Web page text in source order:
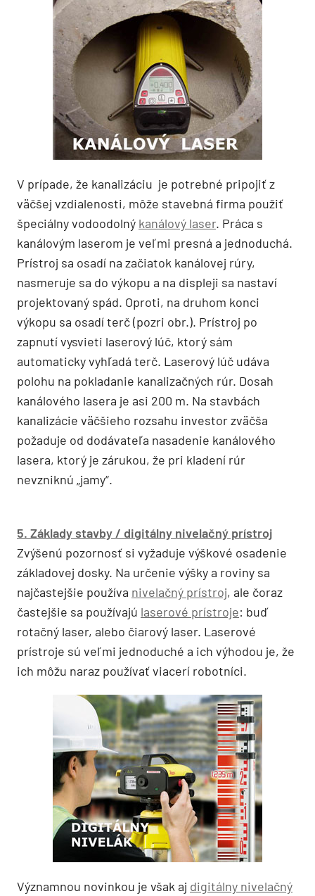
V prípade, že kanalizáciu je potrebné pripojiť z
väčšej vzdialenosti, môže stavebná firma použiť
špeciálny vodoodolný kanálový laser. Práca s
kanálovým laserom je veľmi presná a jednoduchá.
Prístroj sa osadí na začiatok kanálovej rúry,
nasmeruje sa do výkopu a na displeji sa nastaví
projektovaný spád. Oproti, na druhom konci
výkopu sa osadí terč (pozri obr.). Prístroj po
zapnutí vysvieti laserový lúč, ktorý sám
automaticky vyhľadá terč. Laserový lúč udáva
polohu na pokladanie kanalizačných rúr. Dosah
kanálového lasera je asi 200 m. Na stavbách
kanalizácie väčšieho rozsahu investor zväčša
požaduje od dodávateľa nasadenie kanálového
lasera, ktorý je zárukou, že pri kladení rúr
nevzniknú „jamy“.
5. Základy stavby / digitálny nivelačný prístroj
Zvýšenú pozornosť si vyžaduje výškové osadenie
základovej dosky. Na určenie výšky a roviny sa
najčastejšie používa nivelačný prístroj, ale čoraz
častejšie sa používajú laserové prístroje: buď
rotačný laser, alebo čiarový laser. Laserové
prístroje sú veľmi jednoduché a ich výhodou je, že
ich môžu naraz používať viacerí robotníci.
Významnou novinkou je však aj digitálny nivelačný